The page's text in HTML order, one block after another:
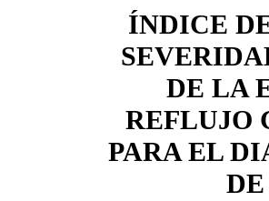
ÍNDICE
DE LA
REFLUJO
PARA EL